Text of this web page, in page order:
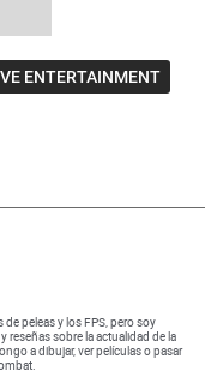
ENTERTAINMENT
peleas y los FPS, pero soy
sobre la actualidad de la
a dibujar, ver películas o pasar